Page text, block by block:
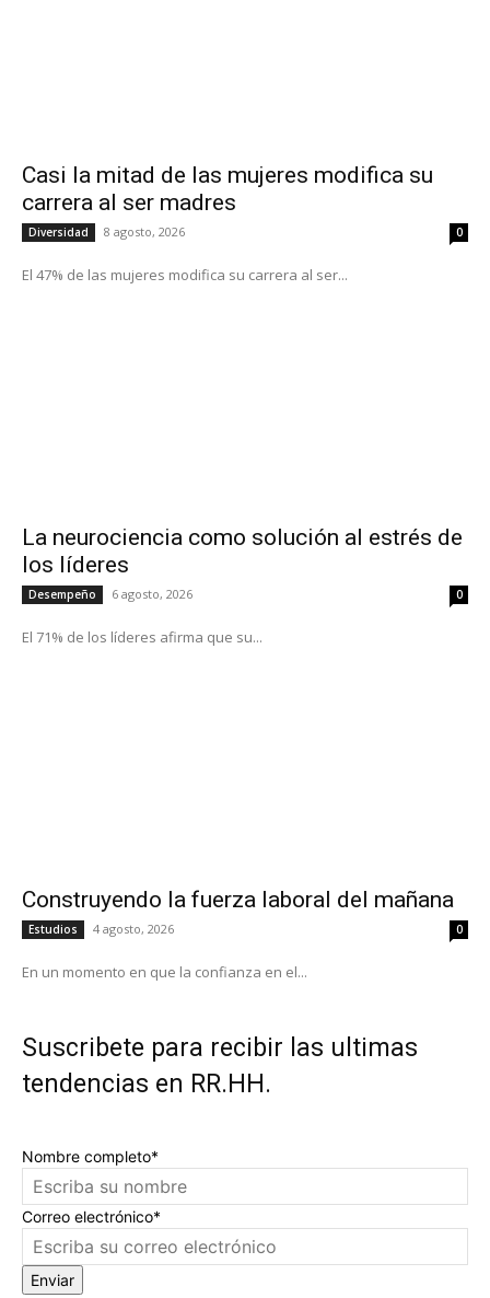
Casi la mitad de las mujeres modifica su
carrera al ser madres
Diversidad 8 agosto, 2026 0
El 47% de las mujeres modifica su carrera al ser...
La neurociencia como solución al estrés de
los líderes
Desempeño 6 agosto, 2026 0
El 71% de los líderes afirma que su...
Construyendo la fuerza laboral del mañana
Estudios 4 agosto, 2026 0
En un momento en que la confianza en el...
Suscribete para recibir las ultimas
tendencias en RR.HH.
Nombre completo*
Correo electrónico*
Enviar